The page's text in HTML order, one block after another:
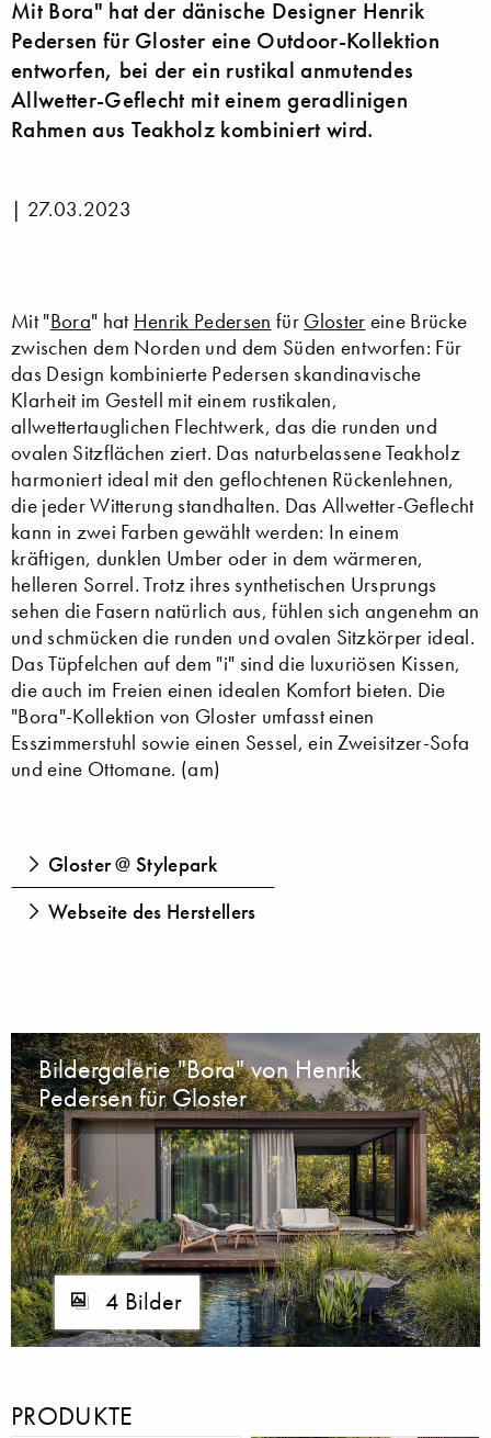
Mit Bora" hat der dänische Designer Henrik
Pedersen für Gloster eine Outdoor-Kollektion
entworfen, bei der ein rustikal anmutendes
Allwetter-Geflecht mit einem geradlinigen
Rahmen aus Teakholz kombiniert wird.
| 27.03.2023
Mit "Bora" hat Henrik Pedersen für Gloster eine Brücke
zwischen dem Norden und dem Süden entworfen: Für
das Design kombinierte Pedersen skandinavische
Klarheit im Gestell mit einem rustikalen,
allwettertauglichen Flechtwerk, das die runden und
ovalen Sitzflächen ziert. Das naturbelassene Teakholz
harmoniert ideal mit den geflochtenen Rückenlehnen,
die jeder Witterung standhalten. Das Allwetter-Geflecht
kann in zwei Farben gewählt werden: In einem
kräftigen, dunklen Umber oder in dem wärmeren,
helleren Sorrel. Trotz ihres synthetischen Ursprungs
sehen die Fasern natürlich aus, fühlen sich angenehm an
und schmücken die runden und ovalen Sitzkörper ideal.
Das Tüpfelchen auf dem "i" sind die luxuriösen Kissen,
die auch im Freien einen idealen Komfort bieten. Die
"Bora"-Kollektion von Gloster umfasst einen
Esszimmerstuhl sowie einen Sessel, ein Zweisitzer-Sofa
und eine Ottomane. (am)
Gloster @ Stylepark
Webseite des Herstellers
Bildergalerie "Bora" von Henrik
Pedersen für Gloster
4 Bilder
PRODUKTE